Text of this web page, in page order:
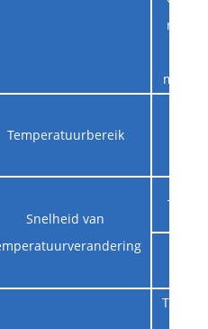
Temperatuurbereik
Snelheid van
Tien